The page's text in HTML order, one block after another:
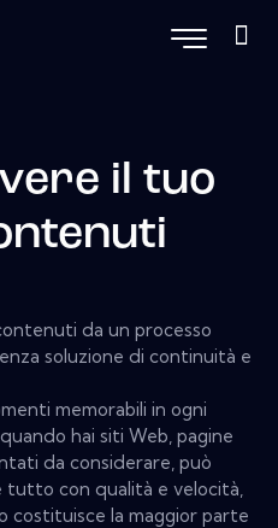
il tuo
da un processo
soluzione di continuità e
memorabili in ogni
hai siti Web, pagine
da considerare, può
tutto con qualità e velocità,
costituisce la maggior parte